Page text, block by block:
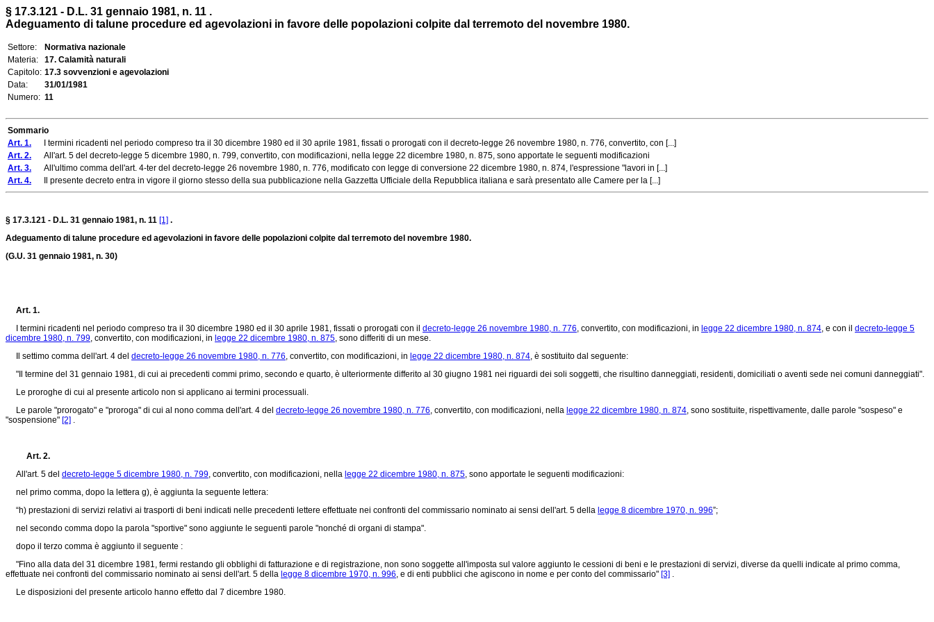
§ 17.3.121 - D.L. 31 gennaio 1981, n. 11 .
Adeguamento di talune procedure ed agevolazioni in favore delle popolazioni colpite dal terremoto del novembre 1980.
Settore:
Normativa nazionale
Materia:
17. Calamità naturali
Capitolo: 17.3 sovvenzioni e agevolazioni
Data:
31/01/1981
Numero: 11
Sommario
Art. 1. I termini ricadenti nel periodo compreso tra il 30 dicembre 1980 ed il 30 aprile 1981, fissati o prorogati con il decreto-legge 26 novembre 1980, n. 776, convertito, con [...]
Art. 2. All'art. 5 del decreto-legge 5 dicembre 1980, n. 799, convertito, con modificazioni, nella legge 22 dicembre 1980, n. 875, sono apportate le seguenti modificazioni
Art. 3. All'ultimo comma dell'art. 4-ter del decreto-legge 26 novembre 1980, n. 776, modificato con legge di conversione 22 dicembre 1980, n. 874, l'espressione "lavori in [...]
Art. 4. Il presente decreto entra in vigore il giorno stesso della sua pubblicazione nella Gazzetta Ufficiale della Repubblica italiana e sarà presentato alle Camere per la [...]
§ 17.3.121 - D.L. 31 gennaio 1981, n. 11 [1] .
Adeguamento di talune procedure ed agevolazioni in favore delle popolazioni colpite dal terremoto del novembre 1980.
(G.U. 31 gennaio 1981, n. 30)
Art. 1.
I termini ricadenti nel periodo compreso tra il 30 dicembre 1980 ed il 30 aprile 1981, fissati o prorogati con il decreto-legge 26 novembre 1980, n. 776, convertito, con modificazioni, in legge 22 dicembre 1980, n. 874, e con il decreto-legge 5
dicembre 1980, n. 799, convertito, con modificazioni, in legge 22 dicembre 1980, n. 875, sono differiti di un mese.
Il settimo comma dell'art. 4 del decreto-legge 26 novembre 1980, n. 776, convertito, con modificazioni, in legge 22 dicembre 1980, n. 874, è sostituito dal seguente:
"Il termine del 31 gennaio 1981, di cui ai precedenti commi primo, secondo e quarto, è ulteriormente differito al 30 giugno 1981 nei riguardi dei soli soggetti, che risultino danneggiati, residenti, domiciliati o aventi sede nei comuni danneggiati".
Le proroghe di cui al presente articolo non si applicano ai termini processuali.
Le parole "prorogato" e "proroga" di cui al nono comma dell'art. 4 del decreto-legge 26 novembre 1980, n. 776, convertito, con modificazioni, nella legge 22 dicembre 1980, n. 874, sono sostituite, rispettivamente, dalle parole "sospeso" e
"sospensione" [2] .
Art. 2.
All'art. 5 del decreto-legge 5 dicembre 1980, n. 799, convertito, con modificazioni, nella legge 22 dicembre 1980, n. 875, sono apportate le seguenti modificazioni:
nel primo comma, dopo la lettera g), è aggiunta la seguente lettera:
“h) prestazioni di servizi relativi ai trasporti di beni indicati nelle precedenti lettere effettuate nei confronti del commissario nominato ai sensi dell'art. 5 della legge 8 dicembre 1970, n. 996”;
nel secondo comma dopo la parola "sportive" sono aggiunte le seguenti parole "nonché di organi di stampa".
dopo il terzo comma è aggiunto il seguente :
"Fino alla data del 31 dicembre 1981, fermi restando gli obblighi di fatturazione e di registrazione, non sono soggette all'imposta sul valore aggiunto le cessioni di beni e le prestazioni di servizi, diverse da quelli indicate al primo comma,
effettuate nei confronti del commissario nominato ai sensi dell'art. 5 della legge 8 dicembre 1970, n. 996, e di enti pubblici che agiscono in nome e per conto del commissario" [3] .
Le disposizioni del presente articolo hanno effetto dal 7 dicembre 1980.